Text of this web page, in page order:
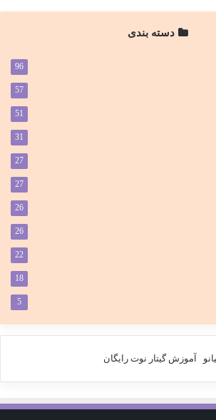
دسته بندی
96
57
51
31
27
27
26
26
22
18
5
آموزش گیتار نوت رایگان